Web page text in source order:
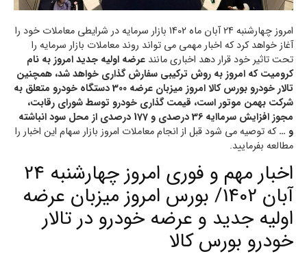
امروز چهارشنبه 24 آبان ماه 1402 بازار سرمایه در شرایطی معاملات خود را
آغاز خواهد کرد که اخبار مهمی می تواند روند معاملات بازار سرمایه را
تحت تاثیر خود قرار دهد اخباری مانند عرضه اولیه جدید امروز به نام
کرومیت که امروز به روش ترکیبی سفارش گذاری خواهد شد، همچنین
تالار خودرو بورس کالا امروز میزبان عرضه 300 دستگاه خودرو متعلق به
شرکت بهمن موتور است، قیمت گذاری خودرو توسط شورای رقابت،
مجوز افزایش سرماایه 36 درصدی و 177 درصدی از محل سود انباشته
و …که توصیه می شود قبل از انجام معاملات امروز بازار سهام این اخبار را
مطالعه بفرمایید.
اخبار مهم و فوری امروز چهارشنبه 24
آبان 1402/ بورس امروز میزبان عرضه
اولیه جدید و عرضه خودرو در تالار
خودرو بورس کالا